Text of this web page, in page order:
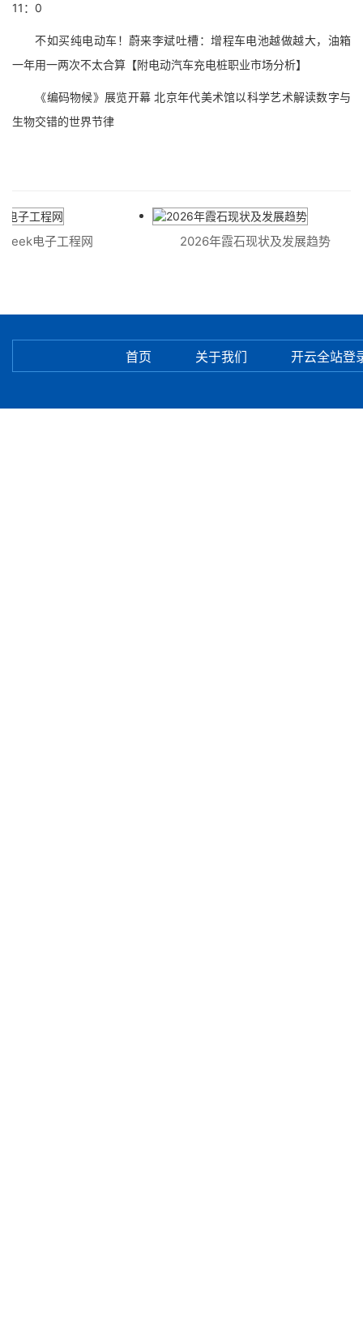
11：0
不如买纯电动车！蔚来李斌吐槽：增程车电池越做越大，油箱
一年用一两次不太合算【附电动汽车充电桩职业市场分析】
《编码物候》展览开幕 北京年代美术馆以科学艺术解读数字与
生物交错的世界节律
电子工程网 2026年霞石现状及发展趋势
首页 关于我们 开云全站登